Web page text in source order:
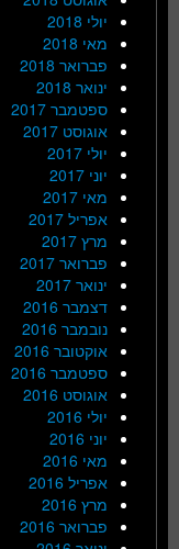
יולי 2018
מאי 2018
פברואר 2018
ינואר 2018
ספטמבר 2017
אוגוסט 2017
יולי 2017
יוני 2017
מאי 2017
אפריל 2017
מרץ 2017
פברואר 2017
ינואר 2017
דצמבר 2016
נובמבר 2016
אוקטובר 2016
ספטמבר 2016
אוגוסט 2016
יולי 2016
יוני 2016
מאי 2016
אפריל 2016
מרץ 2016
פברואר 2016